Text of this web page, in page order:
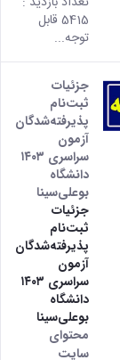
5415 قابل
توجه...
جزئیات
ثبت‌نام
پذیرفته‌شدگان
آزمون
سراسری ۱۴۰۳
دانشگاه
بوعلی‌سینا
جزئیات
ثبت‌نام
پذیرفته‌شدگان
آزمون
سراسری ۱۴۰۳
دانشگاه
بوعلی‌سینا
محتوای
سایت